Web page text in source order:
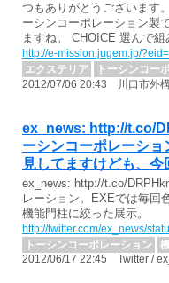
つもありがとうございます
ーシンコーポレーション製
ますね。 CHOICE 選んで
http://e-mission.jugem.jp/
エクステリア
トーシンコー
2012/07/06 20:43 川口市外
ex_news: http://t.co/
ーシンコーポレーシ
見してますけども、今
ex_news: http://t.co/
レーション。EXEでは毎回
機能門柱に絞った展示。
http://twitter.com/ex_news/
トーシンコーポレーション
2012/06/17 22:45 Twitter /